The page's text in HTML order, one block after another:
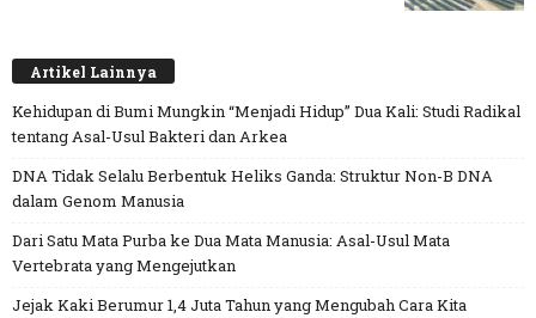
Artikel Lainnya
Kehidupan di Bumi Mungkin “Menjadi Hidup” Dua Kali: Studi Radikal
tentang Asal-Usul Bakteri dan Arkea
DNA Tidak Selalu Berbentuk Heliks Ganda: Struktur Non-B DNA
dalam Genom Manusia
Dari Satu Mata Purba ke Dua Mata Manusia: Asal-Usul Mata
Vertebrata yang Mengejutkan
Jejak Kaki Berumur 1,4 Juta Tahun yang Mengubah Cara Kita